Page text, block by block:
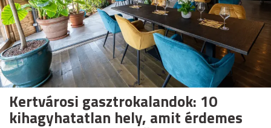
Kertvárosi gasztrokalandok: 10
kihagyhatatlan hely, amit érdemes